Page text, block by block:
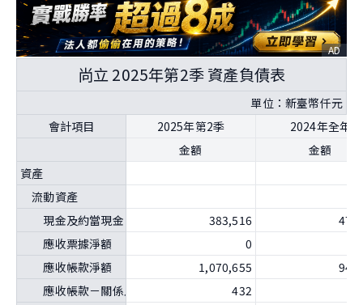
AD
尚立 2025年第2季 資產負債表
單位：新臺幣仟元
會計項目
資產
流動資產
現金及約當現金
應收票據淨額
應收帳款淨額
應收帳款－關係人淨額
2025年第2季
2024年全年
金額
金額
383,516
0
1,070,655
432